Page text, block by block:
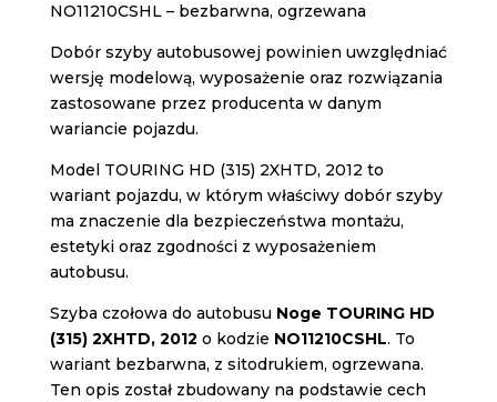
NO11210CSHL – bezbarwna, ogrzewana
Dobór szyby autobusowej powinien uwzględniać
wersję modelową, wyposażenie oraz rozwiązania
zastosowane przez producenta w danym
wariancie pojazdu.
Model TOURING HD (315) 2XHTD, 2012 to
wariant pojazdu, w którym właściwy dobór szyby
ma znaczenie dla bezpieczeństwa montażu,
estetyki oraz zgodności z wyposażeniem
autobusu.
Szyba czołowa do autobusu Noge TOURING HD
(315) 2XHTD, 2012 o kodzie NO11210CSHL. To
wariant bezbarwna, z sitodrukiem, ogrzewana.
Ten opis został zbudowany na podstawie cech